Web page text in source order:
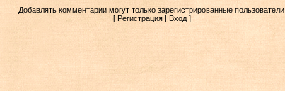
Добавлять комментарии могут только зарегистрированные пользователи.
[ Регистрация Вход ]